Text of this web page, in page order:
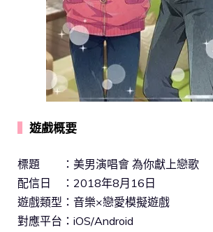
遊戲概要
標題 ：美男演唱會 為你獻上戀歌
配信日 ：2018年8月16日
遊戲類型：音樂×戀愛模擬遊戲
對應平台：iOS/Android